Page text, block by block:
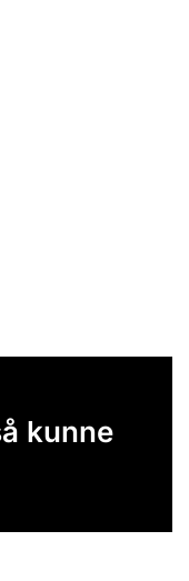
kunne